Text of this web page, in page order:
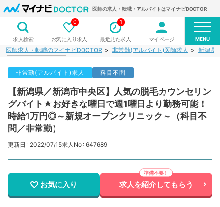
医師の求人・転職・アルバイトはマイナビDOCTOR
求人検索 お気に入り求人
0
最近見た求人
1
マイページ MENU
医師求人・転職のマイナビDOCTOR 非常勤(アルバイト)医師求人 新潟県
非常勤(アルバイト)求人 科目不問
【新潟県／新潟市中央区】人気の脱毛カウンセリン
グバイト★お好きな曜日で週1曜日より勤務可能！
時給1万円◎～新規オープンクリニック～（科目不
問／非常勤）
更新日 : 2022/07/15求人No : 647689
お気に入り 求人を紹介してもらう